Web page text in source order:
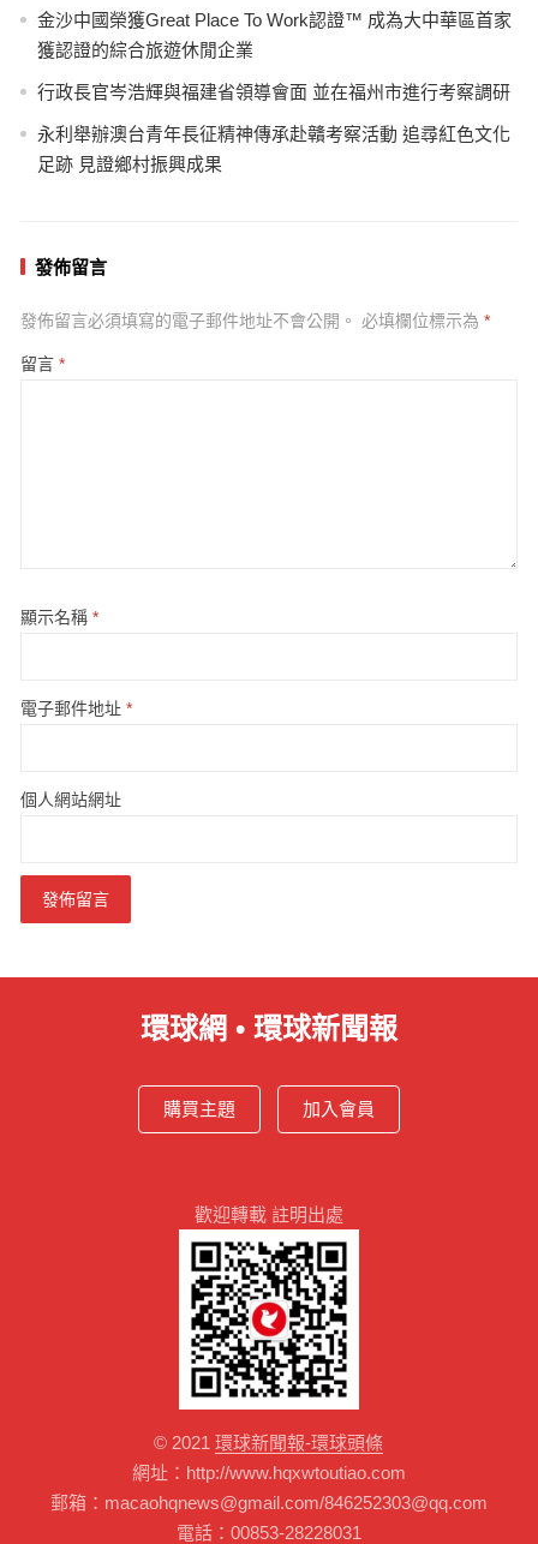
金沙中國榮獲Great Place To Work認證™ 成為大中華區首家
獲認證的綜合旅遊休閒企業
行政長官岑浩輝與福建省領導會面 並在福州市進行考察調研
永利舉辦澳台青年長征精神傳承赴贛考察活動 追尋紅色文化
足跡 見證鄉村振興成果
發佈留言
發佈留言必須填寫的電子郵件地址不會公開。 必填欄位標示為 *
留言 *
顯示名稱 *
電子郵件地址 *
個人網站網址
環球網 • 環球新聞報
購買主題 加入會員
歡迎轉載 註明出處
© 2021環球新聞報-環球頭條
網址：http://www.hqxwtoutiao.com
郵箱：macaohqnews@gmail.com/846252303@qq.com
電話：00853-28228031